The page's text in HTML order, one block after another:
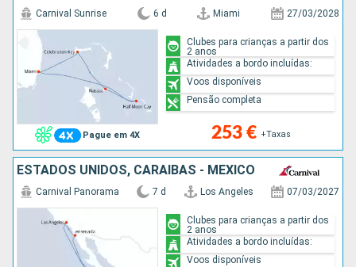
Pague em 4X
Carnival Sunrise 6 d Miami 27/03/2028
253 € +Taxas
Clubes para crianças a partir dos
2 anos
Atividades a bordo incluídas:
Voos disponíveis
Pensão completa
ESTADOS UNIDOS, CARAIBAS - MEXICO
Carnival Panorama 7 d Los Angeles 07/03/2027
Clubes para crianças a partir dos
2 anos
Atividades a bordo incluídas:
Voos disponíveis